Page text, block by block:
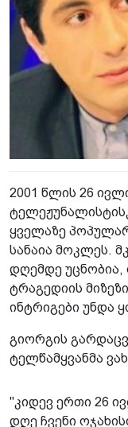
2001 წლის 26
ყველაზე
სანაია მოკლეს.
დღემდე უცნობია,
ტრაგედიის
ინტრიგები უნდა
გიორგის
ტელწამყვანმა
"კიდევ ერთი 26
დღე ჩვენი